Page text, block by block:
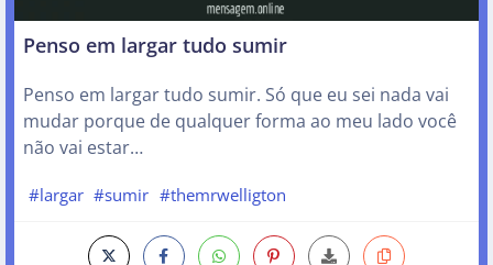
Penso em largar tudo sumir
Penso em largar tudo sumir. Só que eu sei nada vai
mudar porque de qualquer forma ao meu lado você
não vai estar…
#largar #sumir #themrwelligton